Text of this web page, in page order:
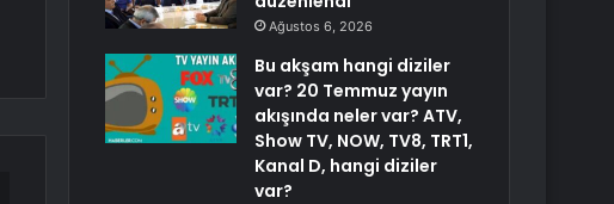
Ağustos 6, 2026
Bu akşam hangi diziler
var? 20 Temmuz yayın
akışında neler var? ATV,
Show TV, NOW, TV8, TRT1,
Kanal D, hangi diziler
var?